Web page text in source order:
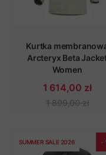
Kurtka
Arcteryx Beta
Women
1 614,00 zł
1 899,00 zł
SUMMER SALE 2026 -